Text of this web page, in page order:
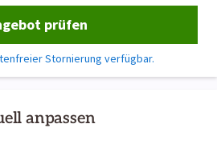
anpassen
prüfen
Stornierung verfügbar.